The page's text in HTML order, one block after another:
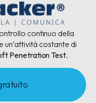
continuo della
un’attività costante di
Penetration Test.